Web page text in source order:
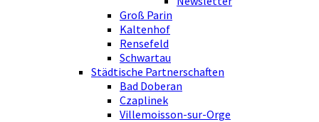
Groß Parin
Kaltenhof
Rensefeld
Schwartau
Städtische Partnerschaften
Bad Doberan
Czaplinek
Villemoisson-sur-Orge